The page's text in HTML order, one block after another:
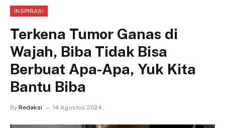
INSPIRASI
Terkena Tumor Ganas di
Wajah, Biba Tidak Bisa
Berbuat Apa-Apa, Yuk Kita
Bantu Biba
By Redaksi 14 Agustus 2024